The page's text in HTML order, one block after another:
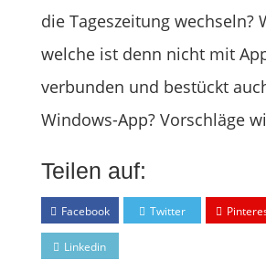
die Tageszeitung wechseln?
welche ist denn nicht mit
verbunden und bestückt
Windows-App? Vorschläge
Teilen auf:
Facebook Twitter
Linkedin